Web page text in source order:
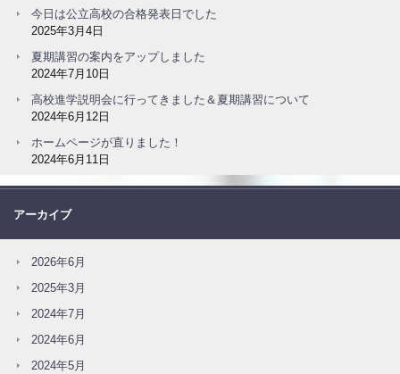
今日は公立高校の合格発表日でした
2025年3月4日
夏期講習の案内をアップしました
2024年7月10日
高校進学説明会に行ってきました＆夏期講習について
2024年6月12日
ホームページが直りました！
2024年6月11日
アーカイブ
2026年6月
2025年3月
2024年7月
2024年6月
2024年5月